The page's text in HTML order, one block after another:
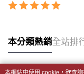
本分類熱銷全站排
本網站中使用 cookie，欲查